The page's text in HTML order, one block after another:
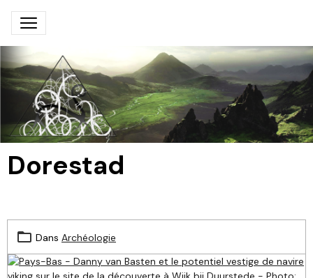
Dorestad
Dans Archéologie